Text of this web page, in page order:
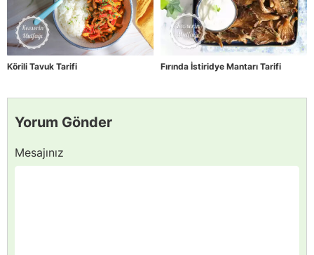
Körili Tavuk Tarifi Fırında İstiridye Mantarı Tarifi
Yorum Gönder
Mesajınız